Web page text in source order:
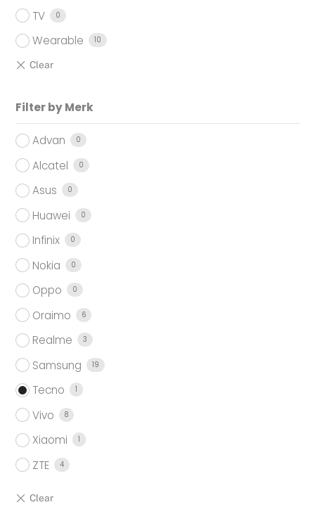
TV 0
Wearable 10
Filter by Merk
Advan 0
Alcatel 0
Asus 0
Huawei 0
Infinix 0
Nokia 0
Oppo 0
Oraimo 6
Realme 3
Samsung 19
Tecno 1
Vivo 8
Xiaomi 1
ZTE 4